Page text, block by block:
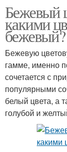
Бежевый
какими
бежевый?
Бежевую
гамме, именно
сочетается с
популярными
белый цвета, а
голубой и